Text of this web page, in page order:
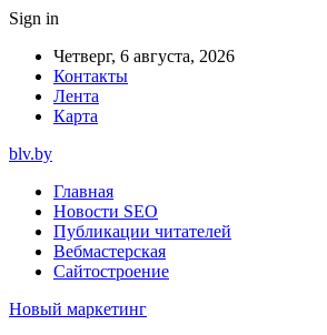
Sign in
Четверг, 6 августа, 2026
Контакты
Лента
Карта
blv.by
Главная
Новости SEO
Публикации читателей
Вебмастерская
Сайтостроение
Новый маркетинг